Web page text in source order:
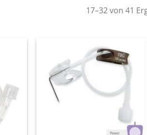
17–32 von 41